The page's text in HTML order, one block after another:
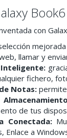
con
llamar y
fichero,
Notas:
de tus
Conectada:
Enlace a